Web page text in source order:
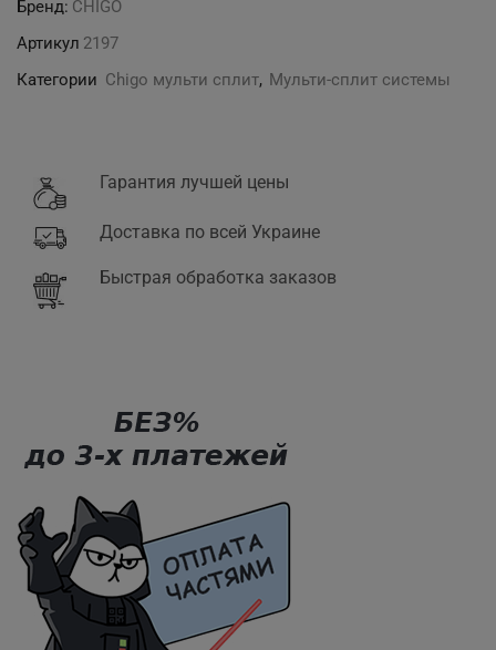
07HVR4-
A
Бренд: CHIGO
Артикул 2197
Категории Chigo мульти сплит, Мульти-сплит системы
Гарантия лучшей цены
Доставка по всей Украине
Быстрая обработка заказов